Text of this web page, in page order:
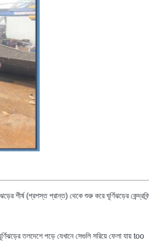
শীর্ষ (প্রশস্ত প্রান্ত) থেকে শুরু করে ঘূর্ণিঝড়ের
তলদেশে পড়ে যেখানে সেগুলি সরিয়ে ফেলা যায় too